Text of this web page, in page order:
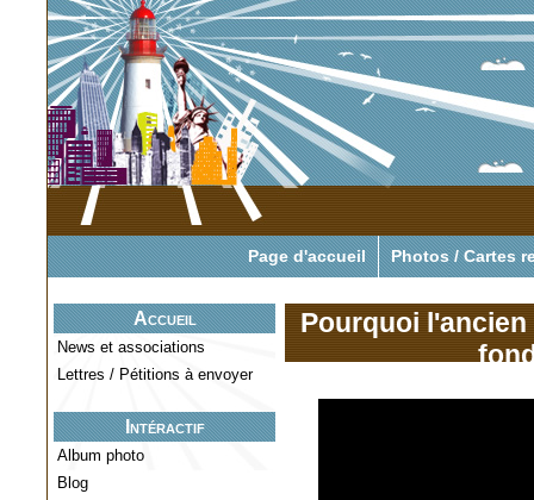
Pour tout savoir
Page d'accueil Photos / Cartes
Accueil
News et associations
Lettres / Pétitions à envoyer
Intéractif
Album photo
Blog
Pourquoi